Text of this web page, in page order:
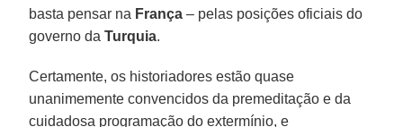
basta pensar na França – pelas posições oficiais do
governo daTurquia.
Certamente, os historiadores estão quase
unanimemente convencidos da premeditação e da
cuidadosa programação do extermínio, e